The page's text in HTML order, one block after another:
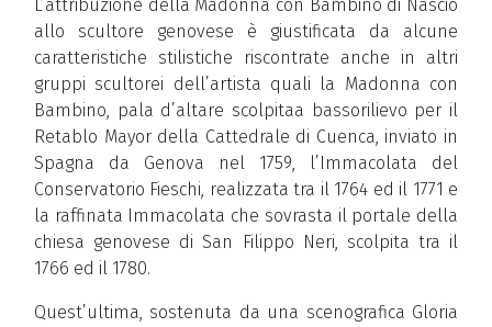
L’attribuzione della Madonna con Bambino di Nascio
allo scultore genovese è giustificata da alcune
caratteristiche stilistiche riscontrate anche in altri
gruppi scultorei dell’artista quali la Madonna con
Bambino, pala d’altare scolpitaa bassorilievo per il
Retablo Mayor della Cattedrale di Cuenca, inviato in
Spagna da Genova nel 1759, l’Immacolata del
Conservatorio Fieschi, realizzata tra il 1764 ed il 1771 e
la raffinata Immacolata che sovrasta il portale della
chiesa genovese di San Filippo Neri, scolpita tra il
1766 ed il 1780.
Quest’ultima, sostenuta da una scenografica Gloria